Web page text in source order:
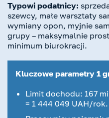
Typowi podatnicy:
szewcy, małe warsztaty
wymiany opon, myjnie
grupy – maksymalnie
minimum biurokracji.
Kluczowe parametry 1
Limit dochodu: 167
= 1 444 049 UAH/rok.